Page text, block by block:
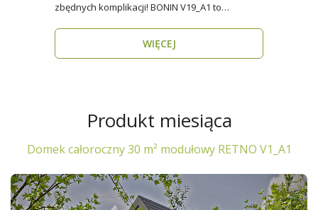
zbędnych komplikacji! BONIN V19_A1 to
WIĘCEJ
Produkt miesiąca
Domek całoroczny 30 m² modułowy RETNO V1_A1